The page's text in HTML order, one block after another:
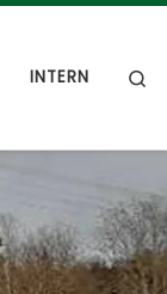
INTERN